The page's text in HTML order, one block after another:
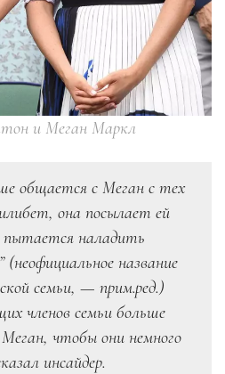
и Меган Маркл
общается с Меган с тех
она посылает ей
пытается наладить
название
семьи, — прим.ред.)
членов семьи больше
чтобы они немного
инсайдер.